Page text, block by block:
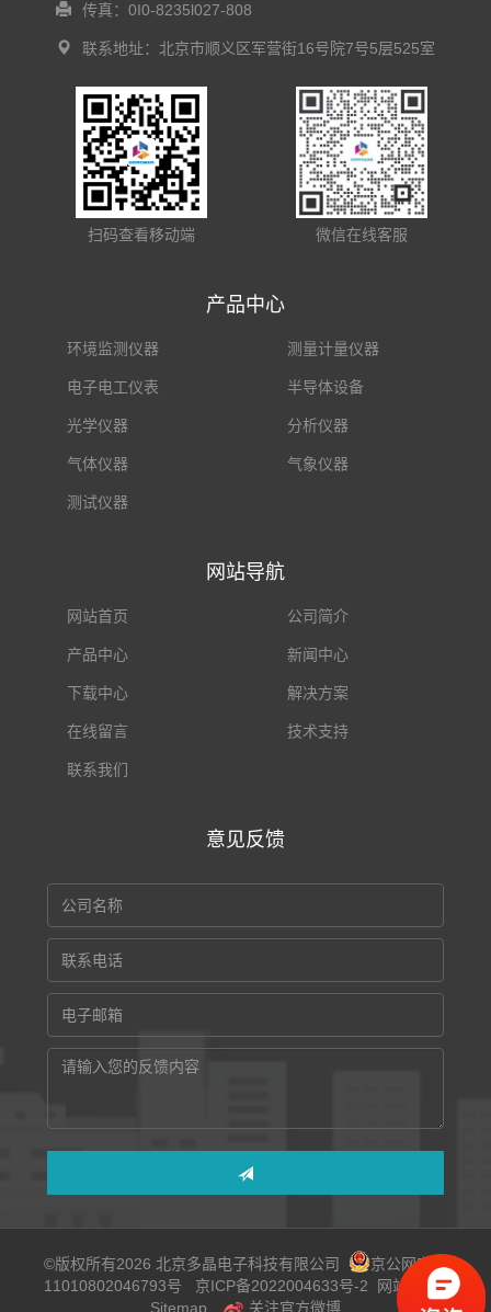
传真：0I0-8235l027-808
联系地址：北京市顺义区军营街16号院7号5层525室
扫码查看移动端 微信在线客服
产品中心
环境监测仪器 测量计量仪器
电子电工仪表 半导体设备
光学仪器 分析仪器
气体仪器 气象仪器
测试仪器
网站导航
网站首页 公司简介
产品中心 新闻中心
下载中心 解决方案
在线留言 技术支持
联系我们
意见反馈
©版权所有2026 北京多晶电子科技有限公司
京公网安备
11010802046793号
京ICP备2022004633号-2
网站地图
Sitemap
关注官方微博